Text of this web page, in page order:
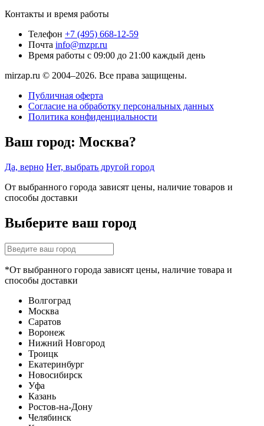
Контакты и время работы
Телефон +7 (495) 668-12-59
Почта info@mzpr.ru
Время работы с 09:00 до 21:00 каждый день
mirzap.ru © 2004–2026. Все права защищены.
Публичная оферта
Согласие на обработку персональных данных
Политика конфиденциальности
Ваш город: Москва?
Да, верно Нет, выбрать другой город
От выбранного города зависят цены, наличие товаров и
способы доставки
Выберите ваш город
*От выбранного города зависят цены, наличие товара и
способы доставки
Волгоград
Москва
Саратов
Воронеж
Нижний Новгород
Троицк
Екатеринбург
Новосибирск
Уфа
Казань
Ростов-на-Дону
Челябинск